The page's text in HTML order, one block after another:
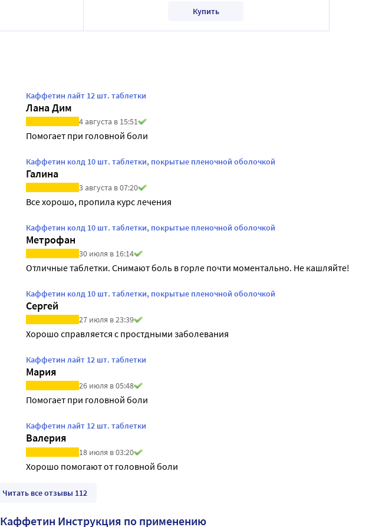
Купить
Каффетин лайт 12 шт. таблетки
Лана Дим
4 августа в 15:51
Помогает при головной боли
Каффетин колд 10 шт. таблетки, покрытые пленочной оболочкой
Галина
3 августа в 07:20
Все хорошо, пропила курс лечения
Каффетин колд 10 шт. таблетки, покрытые пленочной оболочкой
Метрофан
30 июля в 16:14
Отличные таблетки. Снимают боль в горле почти моментально. Не кашляйте!
Каффетин колд 10 шт. таблетки, покрытые пленочной оболочкой
Сергей
27 июля в 23:39
Хорошо справляется с простдными заболевания
Каффетин лайт 12 шт. таблетки
Мария
26 июля в 05:48
Помогает при головной боли
Каффетин лайт 12 шт. таблетки
Валерия
18 июля в 03:20
Хорошо помогают от головной боли
Читать все отзывы 112
Каффетин Инструкция по применению